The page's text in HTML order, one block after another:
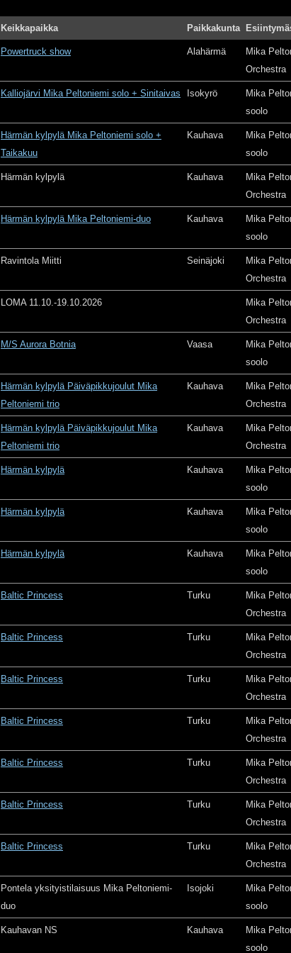
Keikkapaikka Paikkakunta
Powertruck show Alahärmä
Mika
Orchestra
Kalliojärvi Mika Peltoniemi solo + Sinitaivas Isokyrö
Mika
soolo
Härmän kylpylä Mika Peltoniemi solo +
Taikakuu
Kauhava
Mika
soolo
Härmän kylpylä Kauhava
Mika
Orchestra
Härmän kylpylä Mika Peltoniemi-duo Kauhava
Mika
soolo
Ravintola Miitti Seinäjoki
Mika
Orchestra
LOMA 11.10.-19.10.2026
Mika
Orchestra
M/S Aurora Botnia Vaasa
Mika
soolo
Härmän kylpylä Päiväpikkujoulut Mika
Peltoniemi trio
Kauhava
Mika
Orchestra
Härmän kylpylä Päiväpikkujoulut Mika
Peltoniemi trio
Kauhava
Mika
Orchestra
Härmän kylpylä Kauhava
Mika
soolo
Härmän kylpylä Kauhava
Mika
soolo
Härmän kylpylä Kauhava
Mika
soolo
Baltic Princess Turku
Mika
Orchestra
Baltic Princess Turku
Mika
Orchestra
Baltic Princess Turku
Mika
Orchestra
Baltic Princess Turku
Mika
Orchestra
Baltic Princess Turku
Mika
Orchestra
Baltic Princess Turku
Mika
Orchestra
Baltic Princess Turku
Mika
Orchestra
Pontela yksityistilaisuus Mika Peltoniemi-
duo
Isojoki
Mika
soolo
Kauhavan NS Kauhava
Mika
soolo